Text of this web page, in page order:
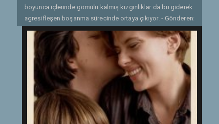
boyunca içlerinde gömülü kalmış kızgınlıklar da bu giderek
agresifleşen boşanma sürecinde ortaya çıkıyor. - Gönderen:
Quaresmania